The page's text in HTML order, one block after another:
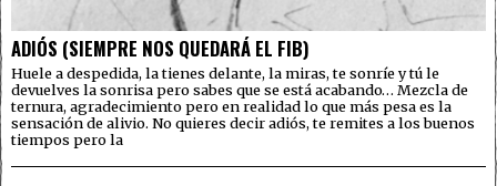
ADIÓS (SIEMPRE NOS QUEDARÁ EL FIB)
Huele a despedida, la tienes delante, la miras, te sonríe y tú le
devuelves la sonrisa pero sabes que se está acabando… Mezcla de
ternura, agradecimiento pero en realidad lo que más pesa es la
sensación de alivio. No quieres decir adiós, te remites a los buenos
tiempos pero la